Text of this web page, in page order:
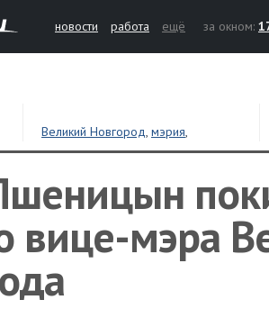
новости работа ещё за окном:
Великий Новгород, мэрия,
увольнения
вице-мэра